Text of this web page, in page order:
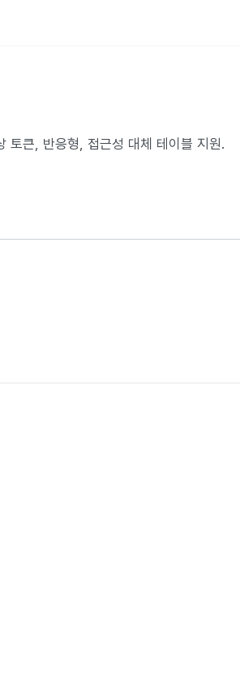
토큰, 반응형, 접근성 대체 테이블 지원.